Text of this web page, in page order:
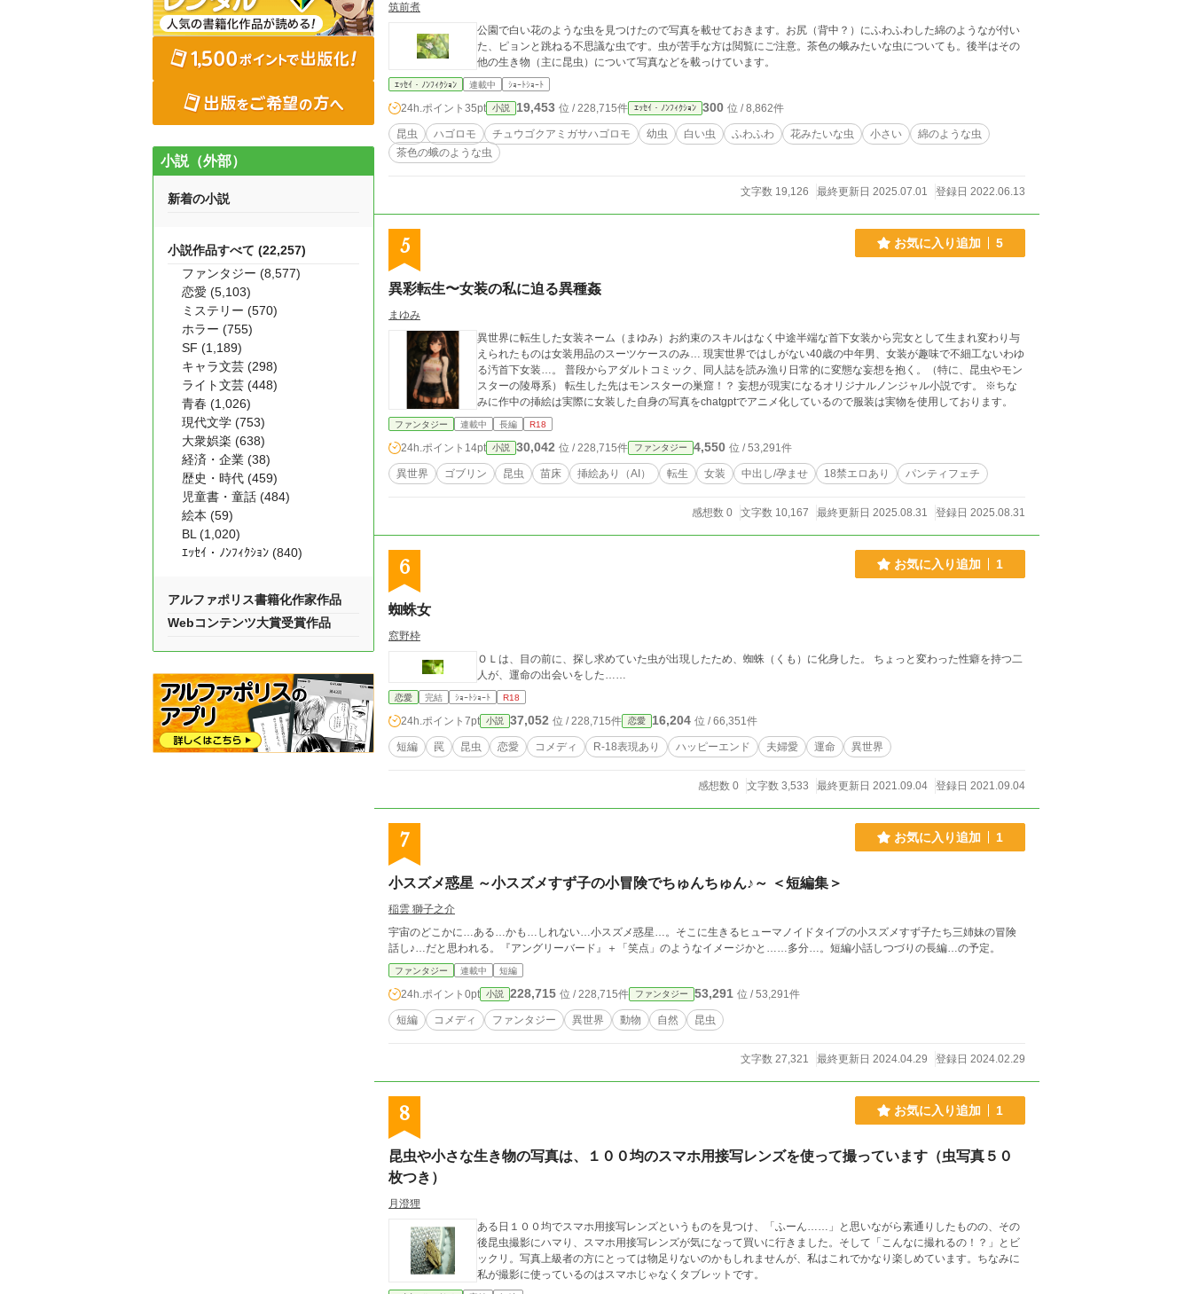
筑前煮
公園で白い花のような虫を見つけたので写真を載せておきます。お尻（背中？）にふわふわした綿のようなが付い
た、ピョンと跳ねる不思議な虫です。虫が苦手な方は閲覧にご注意。茶色の蛾みたいな虫についても。後半はその
他の生き物（主に昆虫）について写真などを載っけています。
ｴｯｾｲ・ﾉﾝﾌｨｸｼｮﾝ 連載中 ｼｮｰﾄｼｮｰﾄ
24h.ポイント 35pt 小説 19,453 位 / 228,715件 ｴｯｾｲ・ﾉﾝﾌｨｸｼｮﾝ 300 位 / 8,862件
昆虫 ハゴロモ チュウゴクアミガサハゴロモ 幼虫 白い虫 ふわふわ 花みたいな虫 小さい
綿のような虫
茶色の蛾のような虫
文字数 19,126 最終更新日 2025.07.01 登録日 2022.06.13
5 お気に入り追加 5
異彩転生〜女装の私に迫る異種姦
まゆみ
異世界に転生した女装ネーム（まゆみ）お約束のスキルはなく中途半端な首下女装から完女として生まれ変わり与
えられたものは女装用品のスーツケースのみ… 現実世界ではしがない40歳の中年男、女装が趣味で不細工ないわゆ
る汚首下女装…。 普段からアダルトコミック、同人誌を読み漁り日常的に変態な妄想を抱く。（特に、昆虫やモン
スターの陵辱系） 転生した先はモンスターの巣窟！？ 妄想が現実になるオリジナルノンジャル小説です。 ※ちな
みに作中の挿絵は実際に女装した自身の写真をchatgptでアニメ化しているので服装は実物を使用しております。
ファンタジー 連載中 長編 R18
24h.ポイント 14pt 小説 30,042 位 / 228,715件 ファンタジー 4,550 位 / 53,291件
異世界 ゴブリン 昆虫 苗床 挿絵あり（AI） 転生 女装 中出し/孕ませ 18禁エロあり パンティフェチ
感想数 0 文字数 10,167 最終更新日 2025.08.31 登録日 2025.08.31
6 お気に入り追加 1
蜘蛛女
窓野枠
ＯＬは、目の前に、探し求めていた虫が出現したため、蜘蛛（くも）に化身した。 ちょっと変わった性癖を持つ二
人が、運命の出会いをした……
恋愛 完結 ｼｮｰﾄｼｮｰﾄ R18
24h.ポイント 7pt 小説 37,052 位 / 228,715件 恋愛 16,204 位 / 66,351件
短編 罠 昆虫 恋愛 コメディ R-18表現あり ハッピーエンド 夫婦愛 運命 異世界
感想数 0 文字数 3,533 最終更新日 2021.09.04 登録日 2021.09.04
7 お気に入り追加 1
小スズメ惑星 ～小スズメすず子の小冒険でちゅんちゅん♪～ ＜短編集＞
稲雲 獅子之介
宇宙のどこかに…ある…かも…しれない…小スズメ惑星…。そこに生きるヒューマノイドタイプの小スズメすず子たち三姉妹の冒険
話し♪…だと思われる。『アングリーバード』＋「笑点」のようなイメージかと……多分…。短編小話しつづりの長編…の予定。
ファンタジー 連載中 短編
24h.ポイント 0pt 小説 228,715 位 / 228,715件 ファンタジー 53,291 位 / 53,291件
短編 コメディ ファンタジー 異世界 動物 自然 昆虫
文字数 27,321 最終更新日 2024.04.29 登録日 2024.02.29
8 お気に入り追加 1
昆虫や小さな生き物の写真は、１００均のスマホ用接写レンズを使って撮っています（虫写真５０
枚つき）
月澄狸
ある日１００均でスマホ用接写レンズというものを見つけ、「ふーん……」と思いながら素通りしたものの、その
後昆虫撮影にハマり、スマホ用接写レンズが気になって買いに行きました。そして「こんなに撮れるの！？」とビ
ックリ。写真上級者の方にとっては物足りないのかもしれませんが、私はこれでかなり楽しめています。ちなみに
私が撮影に使っているのはスマホじゃなくタブレットです。
小説（外部）
新着の小説
小説作品すべて (22,257)
ファンタジー (8,577)
恋愛 (5,103)
ミステリー (570)
ホラー (755)
SF (1,189)
キャラ文芸 (298)
ライト文芸 (448)
青春 (1,026)
現代文学 (753)
大衆娯楽 (638)
経済・企業 (38)
歴史・時代 (459)
児童書・童話 (484)
絵本 (59)
BL (1,020)
ｴｯｾｲ・ﾉﾝﾌｨｸｼｮﾝ (840)
アルファポリス書籍化作家作品
Webコンテンツ大賞受賞作品